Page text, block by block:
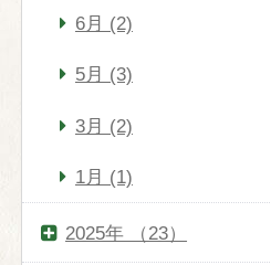
6月 (2)
5月 (3)
3月 (2)
1月 (1)
2025年 （23）
パンフレット
宴会・会議
松月庵
富士スカイルーム
コンベンションホール